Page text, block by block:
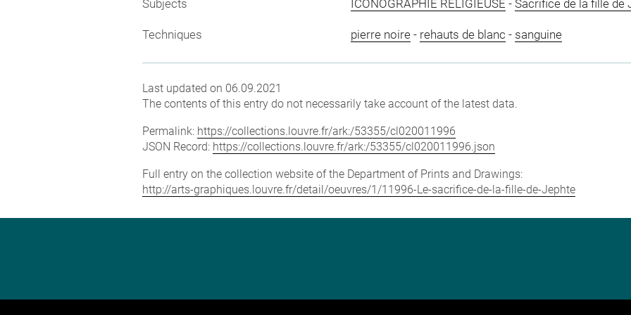
Subjects ICONOGRAPHIE RELIGIEUSE - Sacrifice de la fille de
Techniques pierre noire- rehauts de blanc - sanguine
Last updated on 06.09.2021
The contents of this entry do not necessarily take account of the latest data.
Permalink: https://collections.louvre.fr/ark:/53355/cl020011996
JSON Record: https://collections.louvre.fr/ark:/53355/cl020011996.json
Full entry on the collection website of the Department of Prints and Drawings:
http://arts-graphiques.louvre.fr/detail/oeuvres/1/11996-Le-sacrifice-de-la-fille-de-Jephte